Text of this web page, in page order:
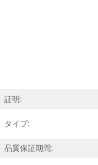
証明:
タイプ:
品質保証期間: